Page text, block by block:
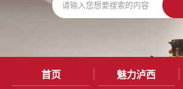
首页 魅力泸西